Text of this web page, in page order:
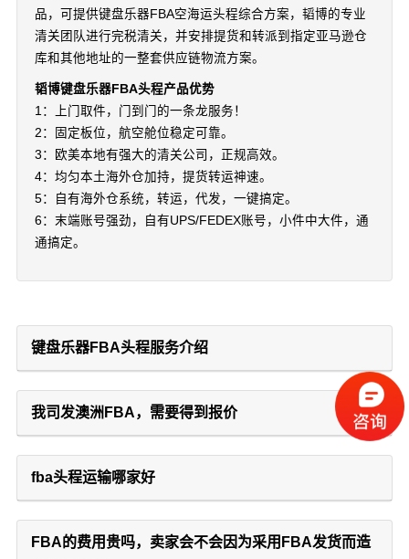
品，可提供键盘乐器FBA空海运头程综合方案，韬博的专业
清关团队进行完税清关，并安排提货和转派到指定亚马逊仓
库和其他地址的一整套供应链物流方案。
韬博键盘乐器FBA头程产品优势
1：上门取件，门到门的一条龙服务！
2：固定板位，航空舱位稳定可靠。
3：欧美本地有强大的清关公司，正规高效。
4：均匀本土海外仓加持，提货转运神速。
5：自有海外仓系统，转运，代发，一键搞定。
6：末端账号强劲，自有UPS/FEDEX账号，小件中大件，通
通搞定。
键盘乐器FBA头程服务介绍
我司发澳洲FBA，需要得到报价
fba头程运输哪家好
FBA的费用贵吗，卖家会不会因为采用FBA发货而造